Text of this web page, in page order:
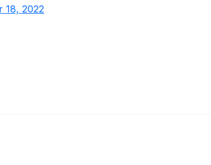
18, 2022